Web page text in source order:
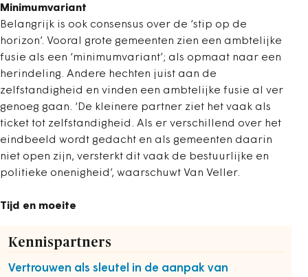
Minimumvariant
Belangrijk is ook consensus over de ‘stip op de
horizon’. Vooral grote gemeenten zien een ambtelijke
fusie als een ‘minimumvariant’; als opmaat naar een
herindeling. Andere hechten juist aan de
zelfstandigheid en vinden een ambtelijke fusie al ver
genoeg gaan. ‘De kleinere partner ziet het vaak als
ticket tot zelfstandigheid. Als er verschillend over het
eindbeeld wordt gedacht en als gemeenten daarin
niet open zijn, versterkt dit vaak de bestuurlijke en
politieke onenigheid’, waarschuwt Van Veller.
Tijd en moeite
Kennispartners
Vertrouwen als sleutel in de aanpak van